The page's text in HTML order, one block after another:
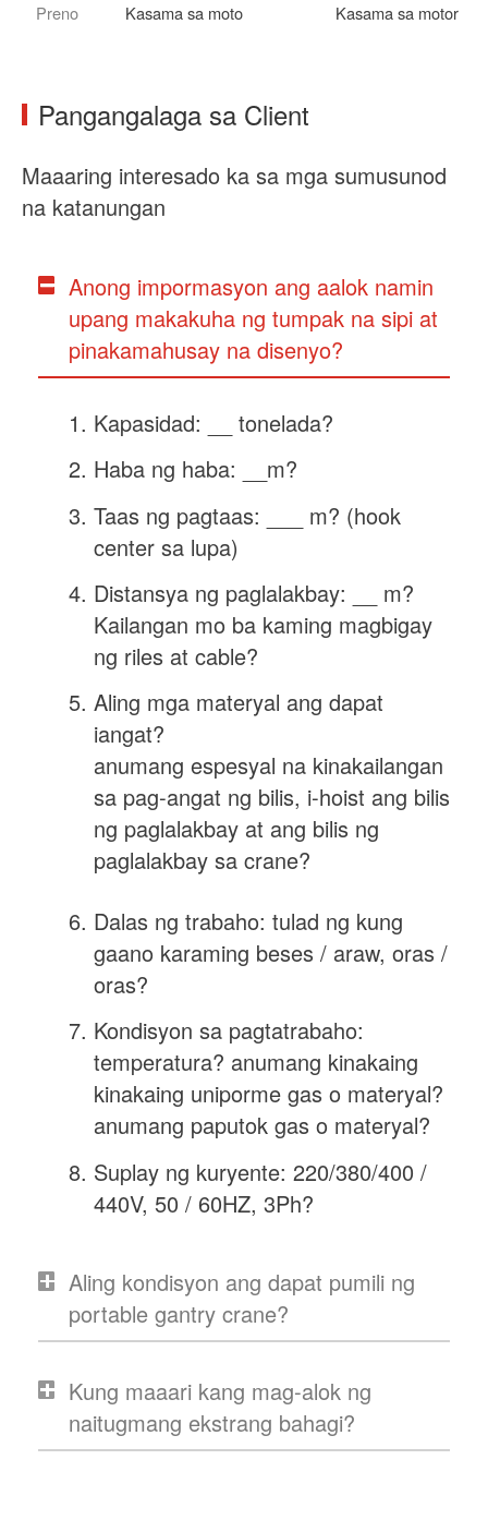
Preno Kasama sa moto Kasama sa motor
Pangangalaga sa Client
Maaaring interesado ka sa mga sumusunod
na katanungan
Anong impormasyon ang aalok namin
upang makakuha ng tumpak na sipi at
pinakamahusay na disenyo?
Kapasidad: __ tonelada?
Haba ng haba: __m?
Taas ng pagtaas: ___ m? (hook
center sa lupa)
Distansya ng paglalakbay: __ m?
Kailangan mo ba kaming magbigay
ng riles at cable?
Aling mga materyal ang dapat
iangat?
anumang espesyal na kinakailangan
sa pag-angat ng bilis, i-hoist ang bilis
ng paglalakbay at ang bilis ng
paglalakbay sa crane?
Dalas ng trabaho: tulad ng kung
gaano karaming beses / araw, oras /
oras?
Kondisyon sa pagtatrabaho:
temperatura? anumang kinakaing
kinakaing uniporme gas o materyal?
anumang paputok gas o materyal?
Suplay ng kuryente: 220/380/400 /
440V, 50 / 60HZ, 3Ph?
Aling kondisyon ang dapat pumili ng
portable gantry crane?
Kung maaari kang mag-alok ng
naitugmang ekstrang bahagi?